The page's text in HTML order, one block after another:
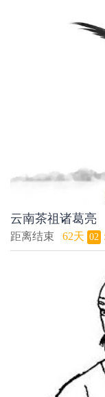
云南茶祖诸葛亮
距离结束 62天 02 :